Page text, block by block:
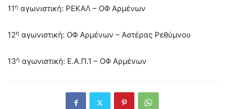
11η αγωνιστική: ΡΕΚΑΛ – ΟΦ Αρμένων
12η αγωνιστική: ΟΦ Αρμένων – Αστέρας Ρεθύμνου
13η αγωνιστική: Ε.Α.Π.1 – ΟΦ Αρμένων